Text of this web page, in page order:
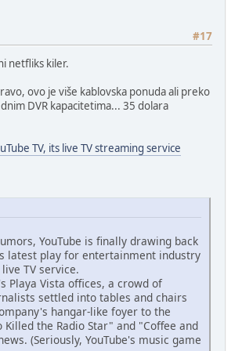
#17
netfliks kiler.
ovo je više kablovska ponuda ali preko
DVR kapacitetima... 35 dolara
TV, its live TV streaming service
YouTube is finally drawing back
latest play for entertainment industry
TV service.
Playa Vista offices, a crowd of
settled into tables and chairs
hangar-like foyer to the
the Radio Star" and "Coffee and
(Seriously, YouTube's music game